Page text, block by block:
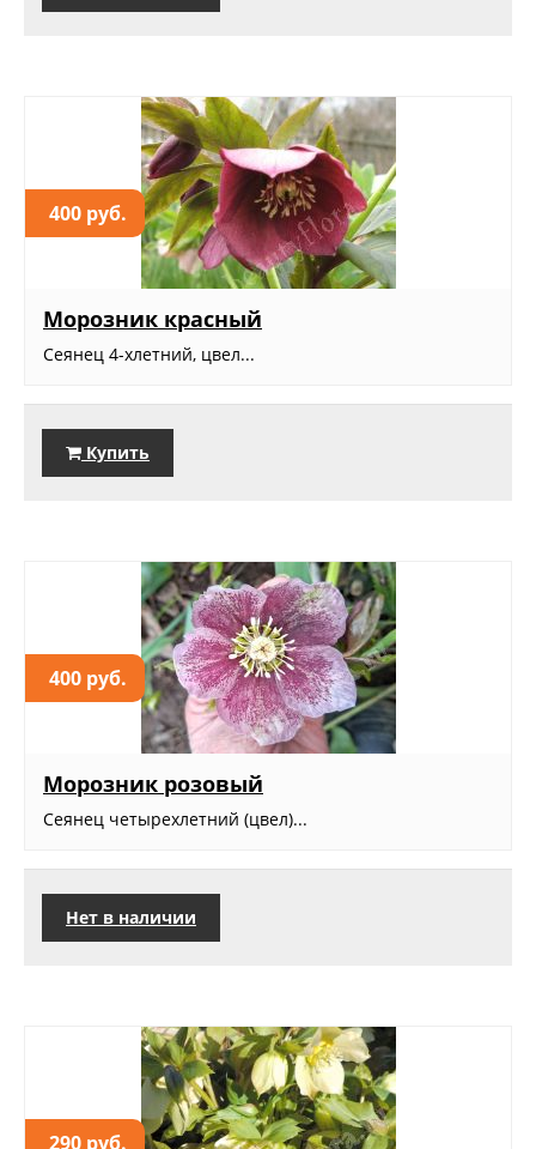
400 руб.
Морозник красный
Сеянец 4-хлетний, цвел...
Купить
400 руб.
Морозник розовый
Сеянец четырехлетний (цвел)...
Нет в наличии
290 руб.